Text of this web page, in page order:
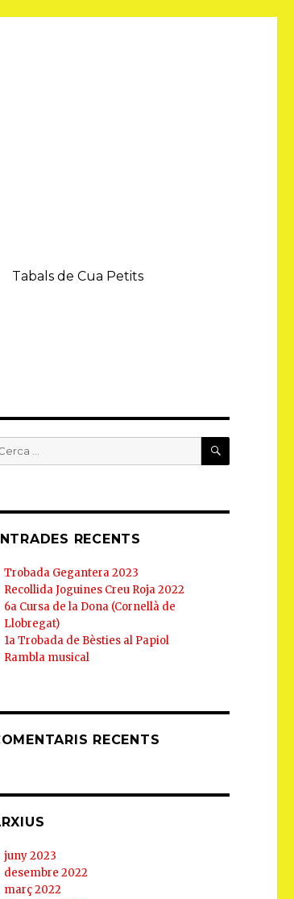
Tabals de Cua Petits
CERCA
RECENTS
Trobada Gegantera 2023
Recollida Joguines Creu Roja 2022
6a Cursa de la Dona (Cornellà de
Llobregat)
1a Trobada de Bèsties al Papiol
Rambla musical
RECENTS
juny 2023
desembre 2022
març 2022